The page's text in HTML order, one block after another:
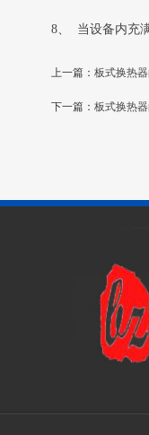
8、 当设备内充
上一篇： 板式换热
下一篇： 板式换热